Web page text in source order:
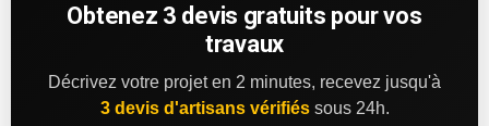
Obtenez 3 devis gratuits pour vos
travaux
Décrivez votre projet en 2 minutes, recevez jusqu'à
3 devis d'artisans vérifiéssous 24h.